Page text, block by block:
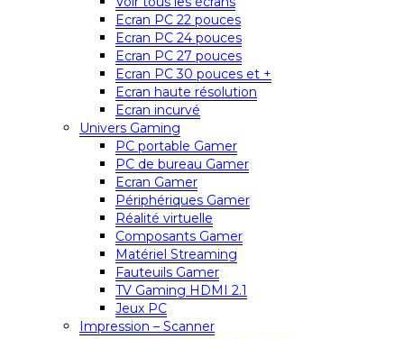
Ecran PC 22 pouces
Ecran PC 24 pouces
Ecran PC 27 pouces
Ecran PC 30 pouces et +
Ecran haute résolution
Ecran incurvé
Univers Gaming
PC portable Gamer
PC de bureau Gamer
Ecran Gamer
Périphériques Gamer
Réalité virtuelle
Composants Gamer
Matériel Streaming
Fauteuils Gamer
TV Gaming HDMI 2.1
Jeux PC
Impression – Scanner